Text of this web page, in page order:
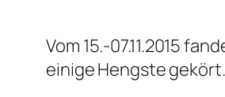
Vom 15.-07.11.2015
einige Hengste gekört.